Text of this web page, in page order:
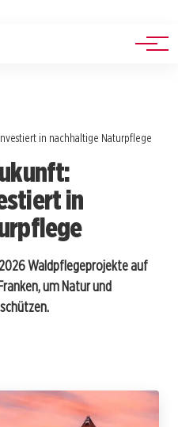
in nachhaltige Naturpflege
in
Waldpflegeprojekte auf
um Natur und